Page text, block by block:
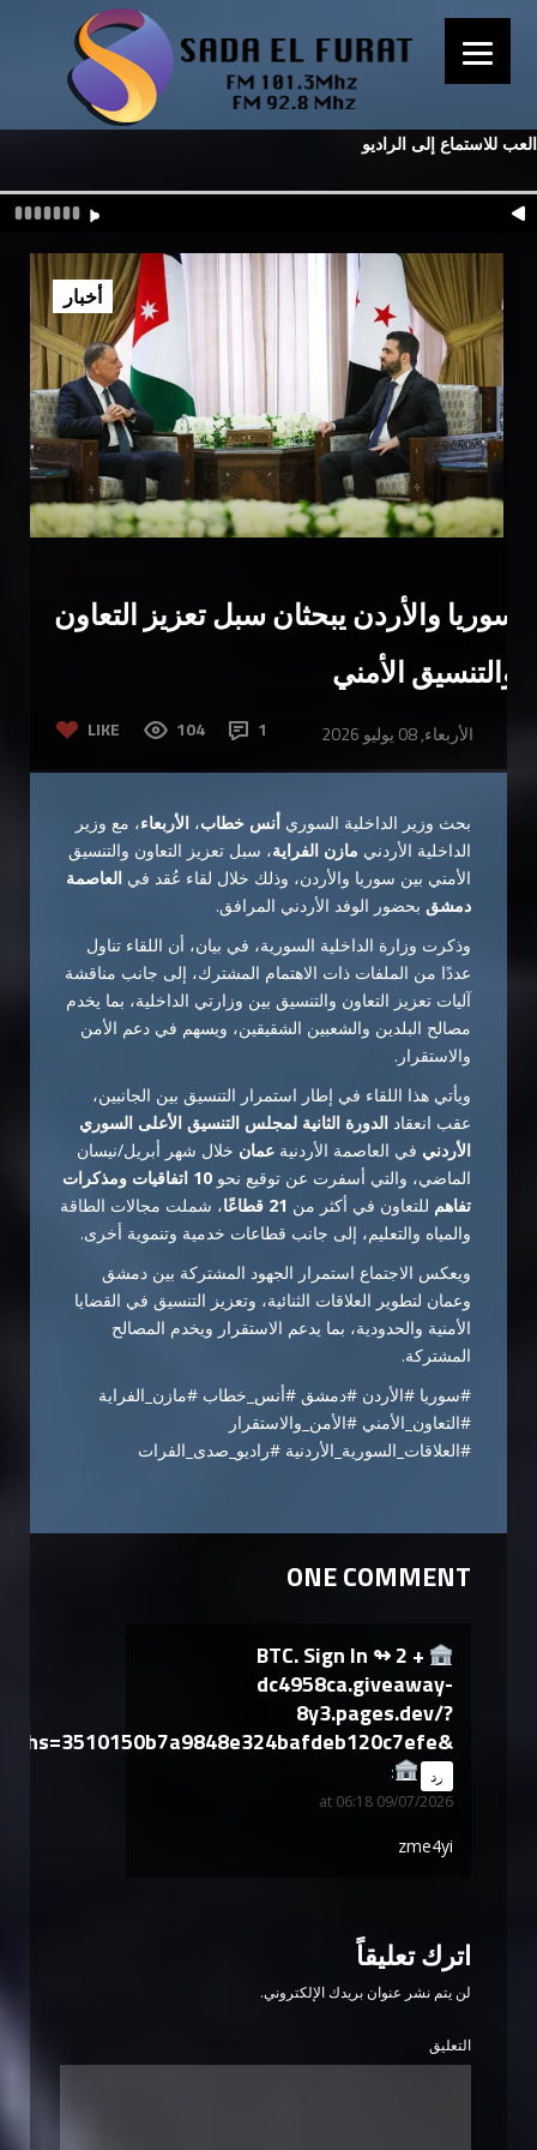
العب للاستماع إلى الراديو
سوريا والأردن يبحثان سبل تعزيز التعاون
والتنسيق الأمني
LIKE 104 1 الأربعاء, 08 يوليو 2026
أخبار
بحث وزير الداخلية السوري أنس خطاب، الأربعاء، مع وزير
الداخلية الأردني مازن الفراية، سبل تعزيز التعاون والتنسيق
الأمني بين سوريا والأردن، وذلك خلال لقاء عُقد في العاصمة
دمشق بحضور الوفد الأردني المرافق.
وذكرت وزارة الداخلية السورية، في بيان، أن اللقاء تناول
عددًا من الملفات ذات الاهتمام المشترك، إلى جانب مناقشة
آليات تعزيز التعاون والتنسيق بين وزارتي الداخلية، بما يخدم
مصالح البلدين والشعبين الشقيقين، ويسهم في دعم الأمن
والاستقرار.
ويأتي هذا اللقاء في إطار استمرار التنسيق بين الجانبين،
عقب انعقاد الدورة الثانية لمجلس التنسيق الأعلى السوري
الأردني في العاصمة الأردنية عمان خلال شهر أبريل/نيسان
الماضي، والتي أسفرت عن توقيع نحو
10 اتفاقيات ومذكرات
تفاهم للتعاون في أكثر من 21 قطاعًا
، شملت مجالات الطاقة
والمياه والتعليم، إلى جانب قطاعات خدمية وتنموية أخرى.
ويعكس الاجتماع استمرار الجهود المشتركة بين دمشق
وعمان لتطوير العلاقات الثنائية، وتعزيز التنسيق في القضايا
الأمنية والحدودية، بما يدعم الاستقرار ويخدم المصالح
المشتركة.
#سوريا #الأردن #دمشق #أنس_خطاب #مازن_الفراية
#التعاون_الأمني #الأمن_والاستقرار
#العلاقات_السورية_الأردنية #راديو_صدى_الفرات
ONE COMMENT
+ 2 BTC. Sign In ↬
dc4958ca.giveaway-
8y3.pages.dev/?
hs=3510150b7a9848e324bafdeb120c7efe&
says:
09/07/2026 at 06:18
رد
zme4yi
اترك تعليقاً
لن يتم نشر عنوان بريدك الإلكتروني.
التعليق